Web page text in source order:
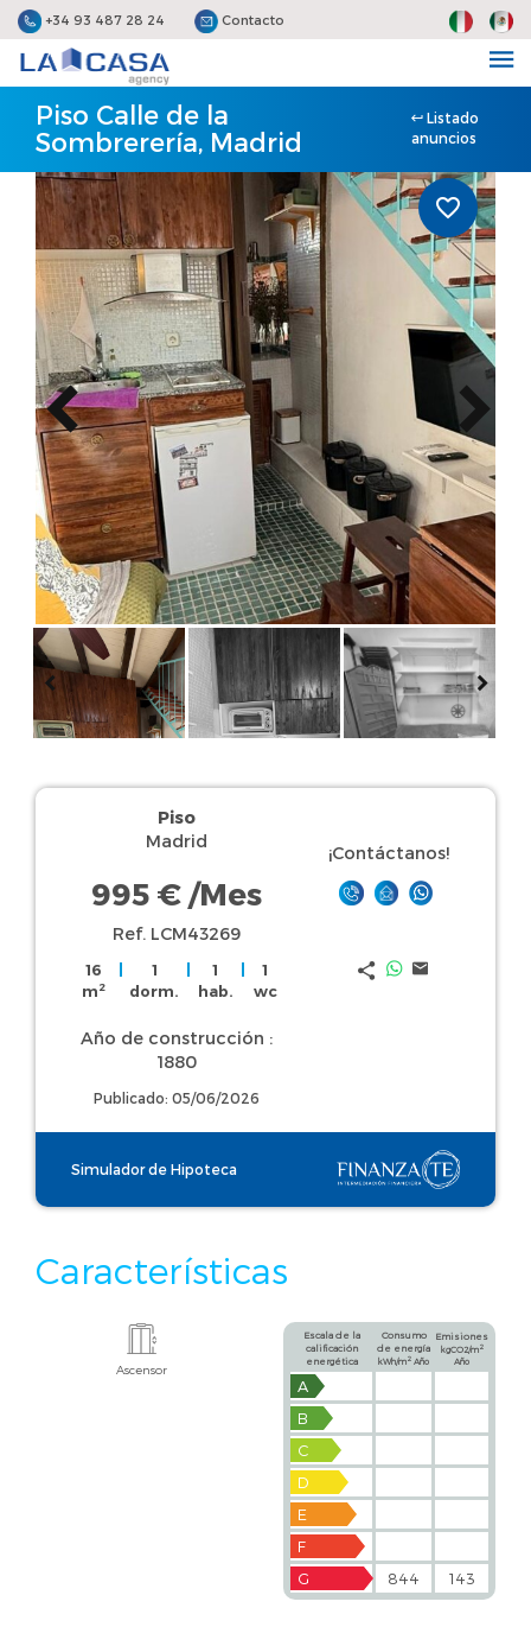
+34 93 487 28 24 Contacto
Piso Calle de la
Sombrerería, Madrid
Listado
anuncios
Piso
Madrid
995 €/Mes
Ref. LCM43269
16
m2
1
dorm.
1
hab.
1
wc
Año de construcción :
1880
Publicado: 05/06/2026
¡Contáctanos!
Simulador de Hipoteca
Características
Ascensor
Escala de la
calificación
energética
Consumo
de energía
kWh/m2 Año
Emisiones
kgCO2/m 2
Año
A
B
C
D
E
F
G
844 143